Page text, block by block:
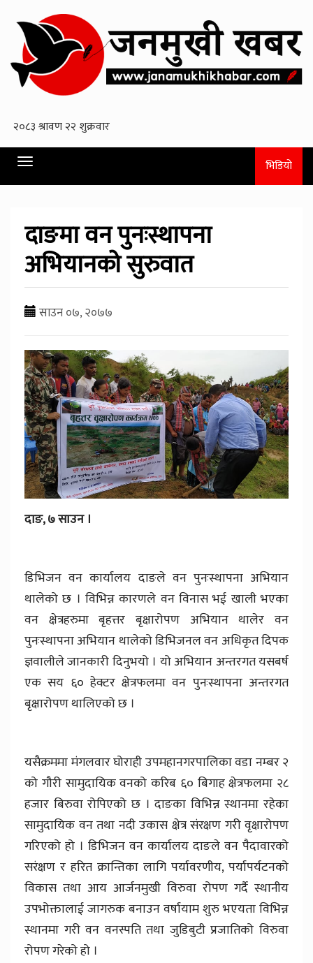
Toggle
navigation
भिडियो
दाङमा वन पुनःस्थापना
अभियानको सुरुवात
साउन ०७, २०७७
दाङ, ७ साउन ।
डिभिजन वन कार्यालय दाङले वन पुनःस्थापना अभियान
थालेको छ । विभिन्न कारणले वन विनास भई खाली भएका
वन क्षेत्रहरुमा बृहत्तर बृक्षारोपण अभियान थालेर वन
पुनःस्थापना अभियान थालेको डिभिजनल वन अधिकृत दिपक
ज्ञवालीले जानकारी दिनुभयो । यो अभियान अन्तरगत यसबर्ष
एक सय ६० हेक्टर क्षेत्रफलमा वन पुनःस्थापना अन्तरगत
बृक्षारोपण थालिएको छ ।
यसैक्रममा मंगलवार घोराही उपमहानगरपालिका वडा नम्बर २
को गौरी सामुदायिक वनको करिब ६० बिगाह क्षेत्रफलमा २८
हजार बिरुवा रोपिएको छ । दाङका विभिन्न स्थानमा रहेका
सामुदायिक वन तथा नदी उकास क्षेत्र संरक्षण गरी वृक्षारोपण
गरिएको हो । डिभिजन वन कार्यालय दाङले वन पैदावारको
सरंक्षण र हरित क्रान्तिका लागि पर्यावरणीय, पर्यापर्यटनको
विकास तथा आय आर्जनमुखी विरुवा रोपण गर्दै स्थानीय
उपभोक्तालाई जागरुक बनाउन वर्षायाम शुरु भएयता विभिन्न
स्थानमा गरी वन वनस्पति तथा जुडिबुटी प्रजातिको विरुवा
रोपण गरेको हो ।